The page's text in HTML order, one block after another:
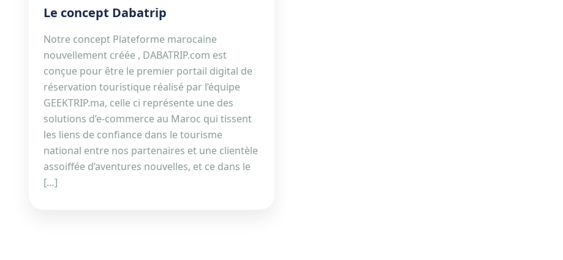
Le concept Dabatrip
Notre concept Plateforme marocaine
nouvellement créée , DABATRIP.com est
conçue pour être le premier portail digital de
réservation touristique réalisé par l’équipe
GEEKTRIP.ma, celle ci représente une des
solutions d’e-commerce au Maroc qui tissent
les liens de confiance dans le tourisme
national entre nos partenaires et une clientèle
assoiffée d’aventures nouvelles, et ce dans le
[…]